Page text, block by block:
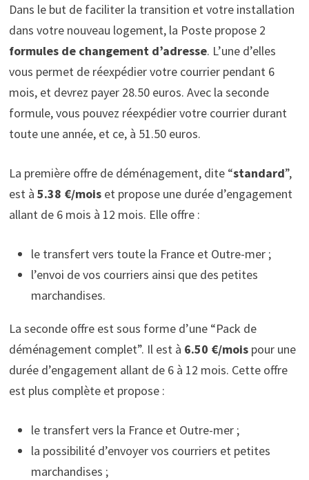
Dans le but de faciliter la transition et votre installation
dans votre nouveau logement, la Poste propose 2
formules de changement d’adresse. L’une d’elles
vous permet de réexpédier votre courrier pendant 6
mois, et devrez payer 28.50 euros. Avec la seconde
formule, vous pouvez réexpédier votre courrier durant
toute une année, et ce, à 51.50 euros.
La première offre de déménagement, dite “standard”,
est à 5.38 €/moiset propose une durée d’engagement
allant de 6 mois à 12 mois. Elle offre :
le transfert vers toute la France et Outre-mer ;
l’envoi de vos courriers ainsi que des petites
marchandises.
La seconde offre est sous forme d’une “Pack de
déménagement complet”. Il est à 6.50 €/moispour une
durée d’engagement allant de 6 à 12 mois. Cette offre
est plus complète et propose :
le transfert vers la France et Outre-mer ;
la possibilité d’envoyer vos courriers et petites
marchandises ;